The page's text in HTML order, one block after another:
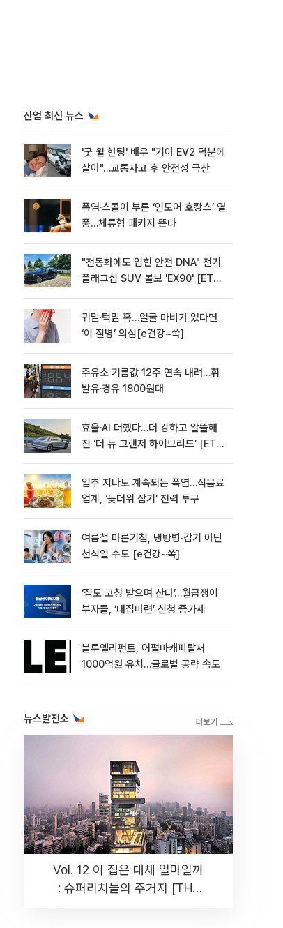
산업 최신 뉴스
'굿 윌 헌팅' 배우 "기아 EV2 덕분에
살아"…교통사고 후 안전성 극찬
폭염·스콜이 부른 ‘인도어 호캉스’ 열
풍…체류형 패키지 뜬다
"전동화에도 입힌 안전 DNA" 전기
플래그십 SUV 볼보 'EX90' [ET의
귀밑·턱밑 혹…얼굴 마비가 있다면
‘이 질병’ 의심[e건강~쏙]
주유소 기름값 12주 연속 내려…휘
발유·경유 1800원대
효율·AI 더했다…더 강하고 알뜰해
진 ‘더 뉴 그랜저 하이브리드’ [ET의
입추 지나도 계속되는 폭염…식음료
업계, ‘늦더위 잡기’ 전력 투구
여름철 마른기침, 냉방병‧감기 아닌
천식일 수도 [e건강~쏙]
‘집도 코칭 받으며 산다’…월급쟁이
부자들, ‘내집마련’ 신청 증가세
블루엘리펀트, 어펄마캐피탈서
1000억원 유치…글로벌 공략 속도
뉴스발전소
Vol. 12 이 집은 대체 얼마일까
: 슈퍼리치들의 주거지 [THE